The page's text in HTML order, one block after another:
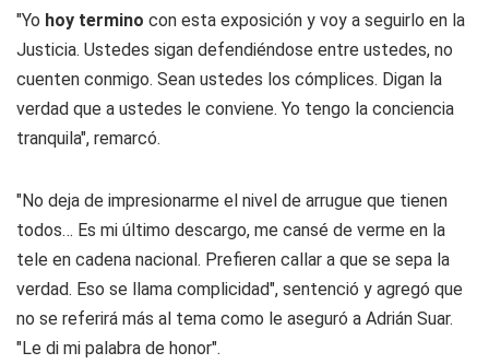
"Yo hoy termino con esta exposición y voy a seguirlo en la
Justicia. Ustedes sigan defendiéndose entre ustedes, no
cuenten conmigo. Sean ustedes los cómplices. Digan la
verdad que a ustedes le conviene. Yo tengo la conciencia
tranquila", remarcó.
"No deja de impresionarme el nivel de arrugue que tienen
todos… Es mi último descargo, me cansé de verme en la
tele en cadena nacional. Prefieren callar a que se sepa la
verdad. Eso se llama complicidad", sentenció y agregó que
no se referirá más al tema como le aseguró a Adrián Suar.
"Le di mi palabra de honor".